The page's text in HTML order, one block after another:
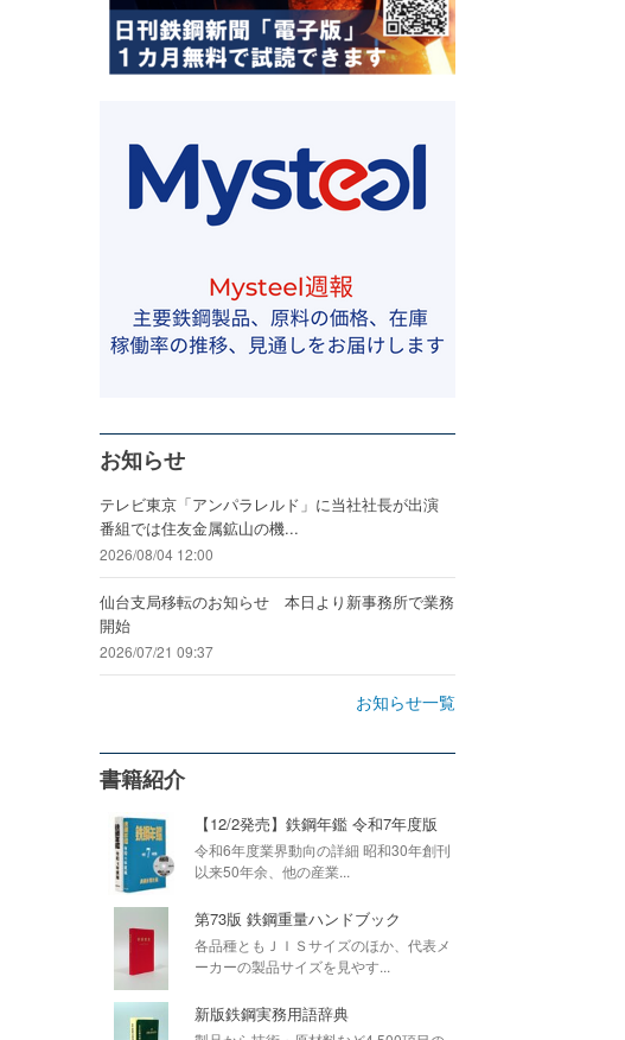
お知らせ
テレビ東京「アンパラレルド」に当社社長が出演
番組では住友金属鉱山の機...
2026/08/04 12:00
仙台支局移転のお知らせ 本日より新事務所で業務
開始
2026/07/21 09:37
お知らせ一覧
書籍紹介
【12/2発売】鉄鋼年鑑 令和7年度版
令和6年度業界動向の詳細 昭和30年創刊
以来50年余、他の産業...
第73版 鉄鋼重量ハンドブック
各品種ともＪＩＳサイズのほか、代表メ
ーカーの製品サイズを見やす...
新版鉄鋼実務用語辞典